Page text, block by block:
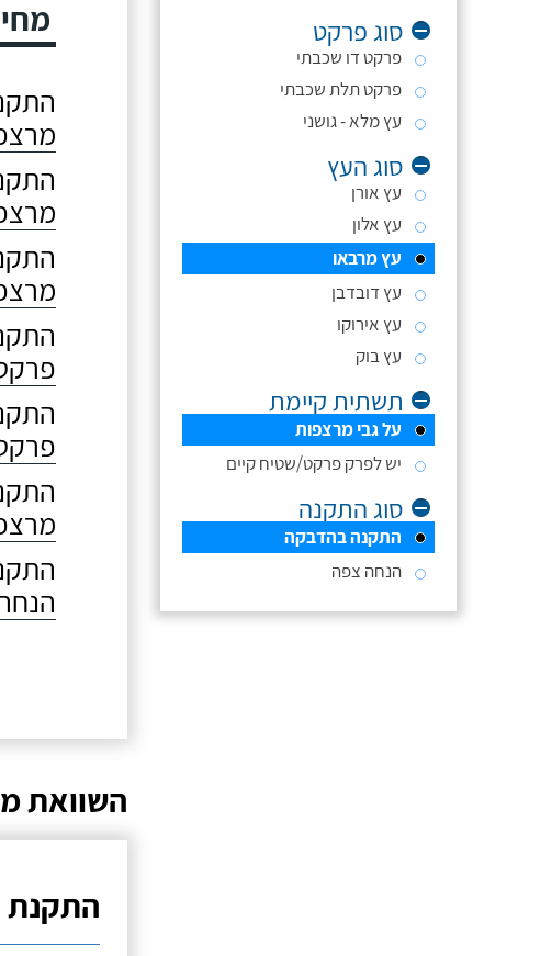
סוג פרקט
פרקט דו שכבתי
פרקט תלת שכבתי
עץ מלא - גושני
סוג העץ
עץ אורן
עץ אלון
עץ מרבאו
עץ דובדבן
עץ אירוקו
עץ בוק
תשתית קיימת
על גבי מרצפות
יש לפרק פרקט/שטיח קיים
סוג התקנה
התקנה בהדבקה
הנחה צפה
השוואת
התקנת